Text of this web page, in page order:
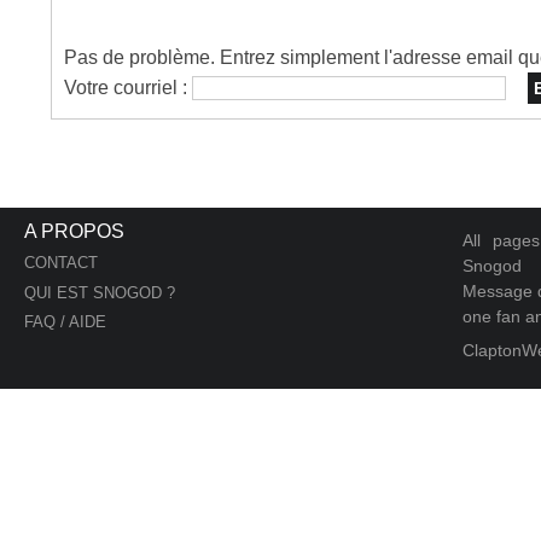
Pas de problème. Entrez simplement l'adresse email
Votre courriel :
A PROPOS
CONTACT
QUI EST SNOGOD ?
FAQ / AIDE
All
Snogod
Message
one fan